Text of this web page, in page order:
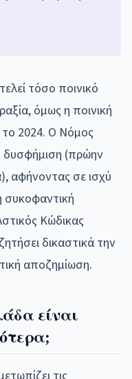
τόσο ποινικό
όμως η ποινική
το 2024. Ο Νόμος
δυσφήμιση (πρώην
αφήνοντας σε ισχύ
συκοφαντική
Κώδικας
δικαστικά την
αποζημίωση.
είναι